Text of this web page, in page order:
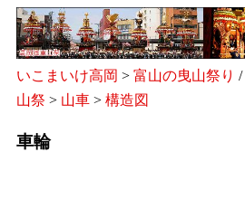
いこまいけ高岡 > 富山の曳山祭り /
山祭 > 山車 > 構造図
車輪